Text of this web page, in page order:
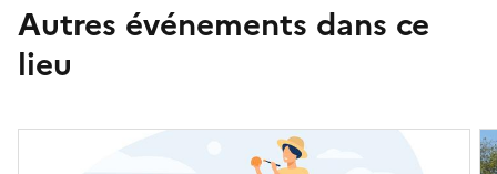
Autres événements dans ce
lieu